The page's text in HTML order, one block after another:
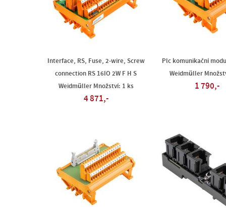
Interface, RS, Fuse, 2-wire, Screw
connection RS 16IO 2W F H S
Weidmüller Množství: 1 ks
4 871,-
Plc komunikační
Weidmüller
1 790,-